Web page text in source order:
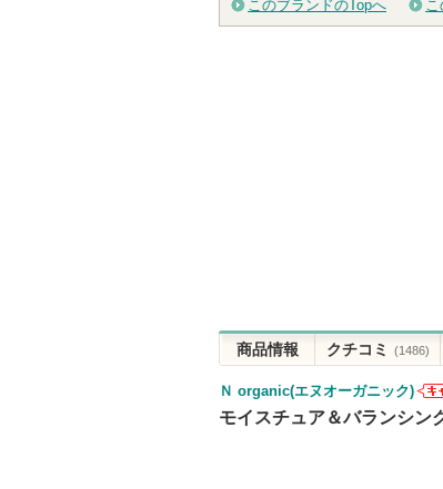
このブランドのTopへ
商品情報 クチコミ (1486)
Ｎ organic(エヌオーガニック)
Ｎ
モイスチュア＆バランシン